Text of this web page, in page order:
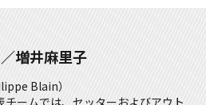
増井麻里子
Blain）